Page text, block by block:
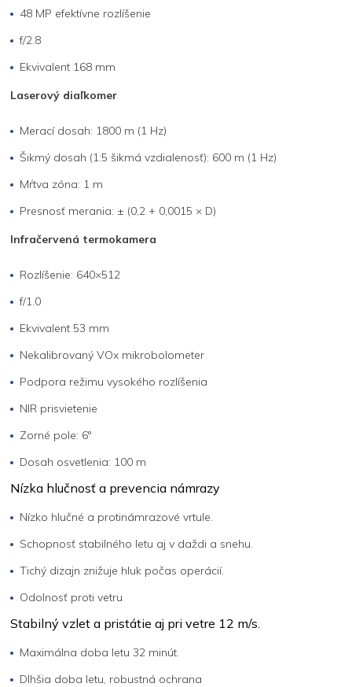
48 MP efektívne rozlíšenie
f/2.8
Ekvivalent 168 mm
Laserový diaľkomer
Merací dosah: 1800 m (1 Hz)
Šikmý dosah (1:5 šikmá vzdialenosť): 600 m (1 Hz)
Mŕtva zóna: 1 m
Presnosť merania: ± (0,2 + 0,0015 × D)
Infračervená termokamera
Rozlíšenie: 640×512
f/1.0
Ekvivalent 53 mm
Nekalibrovaný VOx mikrobolometer
Podpora režimu vysokého rozlíšenia
NIR prisvietenie
Zorné pole: 6°
Dosah osvetlenia: 100 m
Nízka hlučnosť a prevencia námrazy
Nízko hlučné a protinámrazové vrtule.
Schopnosť stabilného letu aj v daždi a snehu.
Tichý dizajn znižuje hluk počas operácií.
Odolnosť proti vetru
Stabilný vzlet a pristátie aj pri vetre 12 m/s.
Maximálna doba letu 32 minút.
Dlhšia doba letu, robustná ochrana